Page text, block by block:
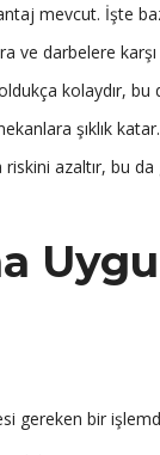
mevcut. İşte
ve darbelere karşı
kolaydır,
şıklık katar.
azaltır, bu da
gereken bir